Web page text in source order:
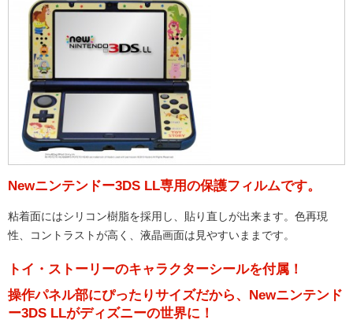
Newニンテンドー3DS LL専用の保護フィルムです。
粘着面にはシリコン樹脂を採用し、貼り直しが出来ます。色再現
性、コントラストが高く、液晶画面は見やすいままです。
トイ・ストーリーのキャラクターシールを付属！
操作パネル部にぴったりサイズだから、Newニンテンド
ー3DS LLがディズニーの世界に！